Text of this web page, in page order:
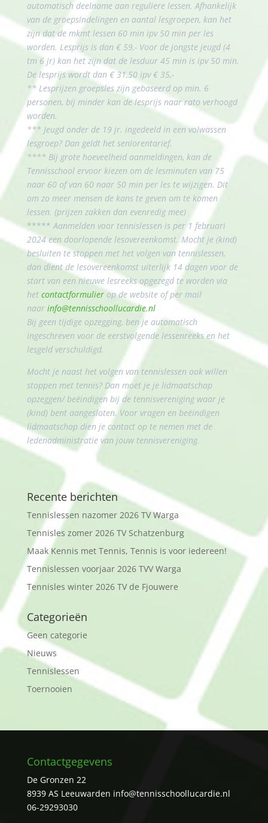
automatisch deelname aan reguliere lessen. Afhankelijk
van de groepsindelingen en aantal lesgroepen, kan het
zijn dat de mkmt lessen 60 min ipv 50 min per les
worden. Lesprijs is dan € 59,- Voor de jongste jeugd (4
tm 6 jr) kan het zijn dat de lesduur 45 min is ipv 50 min.
De lesprijs wordt dan € 31,50 ipv € 35,-
** Lesprijzen groepsles zijn gebaseerd op min. 6
personen, bij minder kan de lesprijs naar rato verhoogd
worden.
*** Jeugd onder de 19 jr. ingedeeld in een volwassen
lesgroep? Dan geldt het seniorentarief.
**** Bij grote hoeveelheid aanmeldingen, kan de
Tennisschool ervoor kiezen om de lesminuten van 75
naar 60 of van 60 naar 50 min per les te wijzigen. Dit
om zo meer mensen de kans te geven om te komen
lessen. (prijzen zakken dan evenredig mee)
***** Aanmelden voor tennislessen is per 1 februari
2024 een doorlopende lesovereenkomst. Mocht je (kind)
besluiten te stoppen met het volgen van tennislessen,
dan dient de lesovereenkomst uiterlijk 14 dagen voor de
start van een nieuwe lesreeks opgezegd te worden via
het contactformulierop de website of per mail
naar info@tennisschoollucardie.nl
Bij geen tijdige opzegging, ben je automatisch
ingeschreven voor de eerstvolgende lessenreeks en het
lesgeld verschuldigd.
Mocht je naast het volgen van tennislessen ook willen
stoppen met tennis? Dan moet je je lidmaatschap
opzeggen/ beëindigen bij de tennisvereniging waar je
(kind) bent aangesloten. Voor vragen en beëindigen
lidmaatschap dien je contact op te nemen met de
ledenadministratie van jouw tennisvereniging.
Recente berichten
Tennislessen nazomer 2026 TV Warga
Tennisles zomer 2026 TV Schatzenburg
Maak Kennis met Tennis, Tennis is voor iedereen!
Tennislessen voorjaar 2026 TVV Warga
Tennisles winter 2026 TV de Fjouwere
Categorieën
Geen categorie
Nieuws
Tennislessen
Toernooien
Contactgegevens
De Gronzen 22
8939 AS Leeuwarden info@tennisschoollucardie.nl
06-29293030